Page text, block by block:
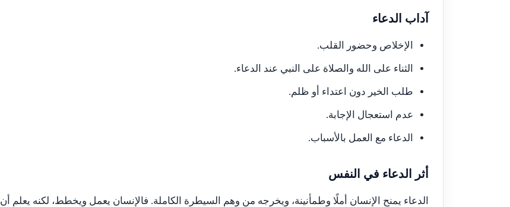
آداب الدعاء
الإخلاص وحضور القلب.
الثناء على الله والصلاة على النبي عند الدعاء.
طلب الخير دون اعتداء أو ظلم.
عدم استعجال الإجابة.
الدعاء مع العمل بالأسباب.
أثر الدعاء في النفس
الدعاء يمنح الإنسان أملًا وطمأنينة، ويخرجه من وهم السيطرة الكاملة. فالإنسان يعمل ويخطط، لكنه يعلم أن